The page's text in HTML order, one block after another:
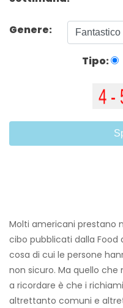
Genere:
Tipo:
Molti americani prestano
cibo pubblicati dalla Food
cosa di cui le persone
non sicuro. Ma quello
a ricordare è che i
altrettanto comuni e